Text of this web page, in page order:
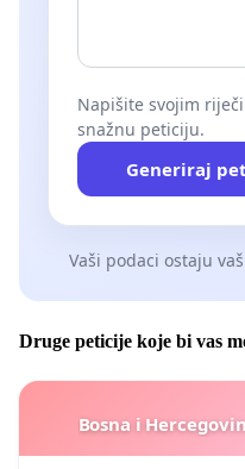
Napišite svojim
snažnu peticiju.
Generiraj
Vaši podaci ostaju
Druge peticije koje bi vas
Bosna i